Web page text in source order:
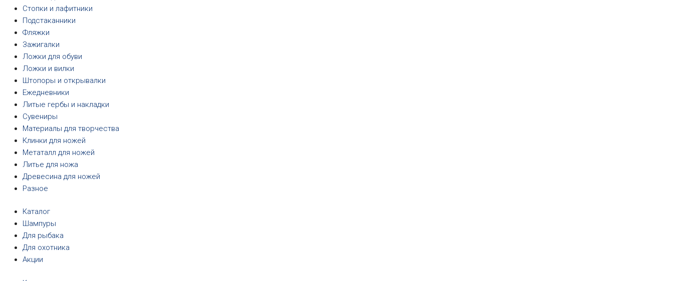
Стопки и лафитники
Подстаканники
Фляжки
Зажигалки
Ложки для обуви
Ложки и вилки
Штопоры и открывалки
Ежедневники
Литые гербы и накладки
Сувениры
Материалы для творчества
Клинки для ножей
Метаталл для ножей
Литье для ножа
Древесина для ножей
Разное
Каталог
Шампуры
Для рыбака
Для охотника
Акции